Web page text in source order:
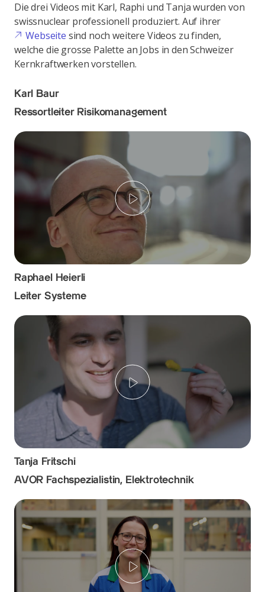
Die drei Videos mit Karl, Raphi und Tanja wurden von
swissnuclear professionell produziert. Auf ihrer
Webseite sind noch weitere Videos zu finden,
welche die grosse Palette an Jobs in den Schweizer
Kernkraftwerken vorstellen.
Karl Baur
Ressortleiter Risikomanagement
Play
Raphael Heierli
Leiter Systeme
Tanja Fritschi
AVOR Fachspezialistin, Elektrotechnik
Play